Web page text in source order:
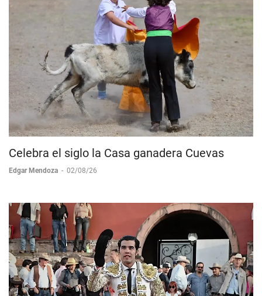
Celebra el siglo la Casa ganadera Cuevas
Edgar Mendoza - 02/08/26